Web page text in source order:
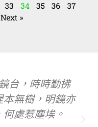
33 34 35 36
37
Next »
台，時時勤拂
本無樹，明鏡亦
處惹塵埃。